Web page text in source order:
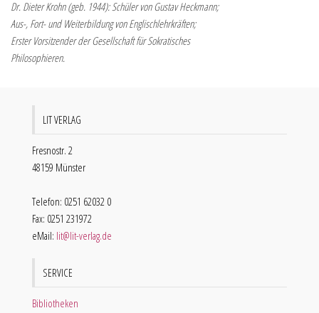
Dr. Dieter Krohn (geb. 1944): Schüler von Gustav Heckmann;
Aus-, Fort- und Weiterbildung von Englischlehrkräften;
Erster Vorsitzender der Gesellschaft für Sokratisches
Philosophieren.
LIT VERLAG
Fresnostr. 2
48159 Münster
Telefon: 0251 62032 0
Fax: 0251 231972
eMail: lit@lit-verlag.de
SERVICE
Bibliotheken